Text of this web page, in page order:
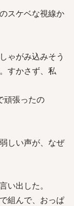
スケベな視線か
ゃがみ込みそう
すかさず、私
頑張ったの
しい声が、なぜ
い出した。
組んで、おっぱ